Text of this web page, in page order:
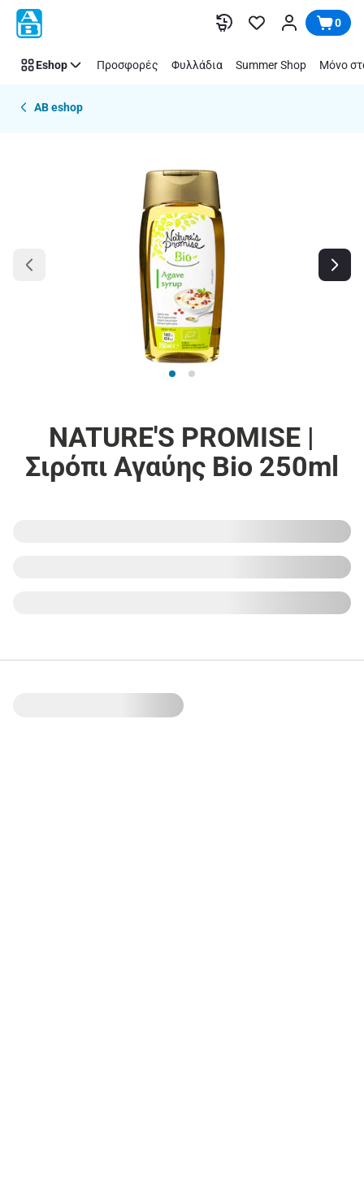
Παράλειψη 0
Eshop Προσφορές Φυλλάδια Summer Shop Μόνο
AB eshop
NATURE'S PROMISE |
Σιρόπι Αγαύης Bio 250ml